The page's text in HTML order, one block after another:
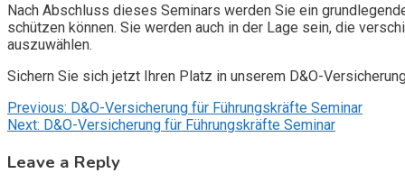
Nach Abschluss dieses Seminars werden Sie ein
schützen können. Sie werden auch in der Lage sein, die
auszuwählen.
Sichern Sie sich jetzt Ihren Platz in unserem D&O-
Post
navigation
Previous: D&O-Versicherung für Führungskräfte Seminar
Next: D&O-Versicherung für Führungskräfte Seminar
Leave a Reply